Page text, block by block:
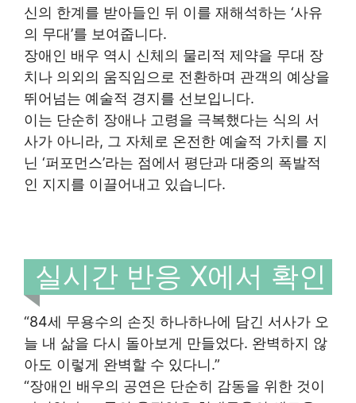
신의 한계를 받아들인 뒤 이를 재해석하는 ‘사유
의 무대’를 보여줍니다.
장애인 배우 역시 신체의 물리적 제약을 무대 장
치나 의외의 움직임으로 전환하며 관객의 예상을
뛰어넘는 예술적 경지를 선보입니다.
이는 단순히 장애나 고령을 극복했다는 식의 서
사가 아니라, 그 자체로 온전한 예술적 가치를 지
닌 ‘퍼포먼스’라는 점에서 평단과 대중의 폭발적
인 지지를 이끌어내고 있습니다.
실시간 반응 X에서 확인
“84세 무용수의 손짓 하나하나에 담긴 서사가 오
늘 내 삶을 다시 돌아보게 만들었다. 완벽하지 않
아도 이렇게 완벽할 수 있다니.”
“장애인 배우의 공연은 단순히 감동을 위한 것이